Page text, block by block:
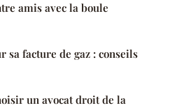
amis avec la boule
sa facture de gaz : conseils
un avocat droit de la